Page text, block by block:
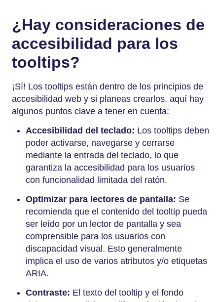
¿Hay consideraciones de
accesibilidad para los
tooltips?
¡Sí! Los tooltips están dentro de los principios de
accesibilidad web y si planeas crearlos, aquí hay
algunos puntos clave a tener en cuenta:
Accesibilidad del teclado: Los tooltips deben
poder activarse, navegarse y cerrarse
mediante la entrada del teclado, lo que
garantiza la accesibilidad para los usuarios
con funcionalidad limitada del ratón.
Optimizar para lectores de pantalla: Se
recomienda que el contenido del tooltip pueda
ser leído por un lector de pantalla y sea
comprensible para los usuarios con
discapacidad visual. Esto generalmente
implica el uso de varios atributos y/o etiquetas
ARIA.
Contraste: El texto del tooltip y el fondo